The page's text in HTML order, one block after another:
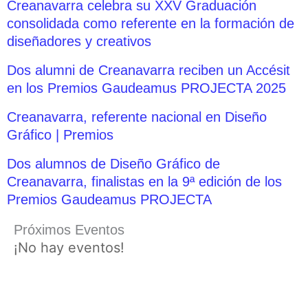
Creanavarra celebra su XXV Graduación
consolidada como referente en la formación de
diseñadores y creativos
Dos alumni de Creanavarra reciben un Accésit
en los Premios Gaudeamus PROJECTA 2025
Creanavarra, referente nacional en Diseño
Gráfico | Premios
Dos alumnos de Diseño Gráfico de
Creanavarra, finalistas en la 9ª edición de los
Premios Gaudeamus PROJECTA
Próximos Eventos
¡No hay eventos!